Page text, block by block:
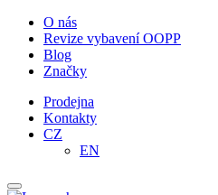
O nás
Revize vybavení OOPP
Blog
Značky
Prodejna
Kontakty
CZ
EN